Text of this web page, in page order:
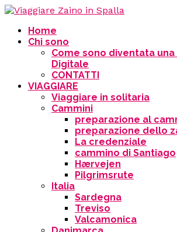
Home
Chi sono
Come sono diventata
Digitale
CONTATTI
VIAGGIARE
Viaggiare in solitaria
Cammini
preparazione al
preparazione dello
La credenziale
cammino di Santiago
Hærvejen
Pilgrimsrute
Italia
Sardegna
Treviso
Valcamonica